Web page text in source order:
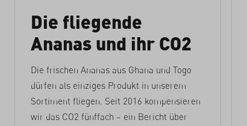
Die fliegende
Ananas und ihr CO2
Die frischen Ananas aus Ghana und Togo
dürfen als einziges Produkt in unserem
Sortiment fliegen. Seit 2016 kompensieren
wir das CO2 fünffach – ein Bericht über